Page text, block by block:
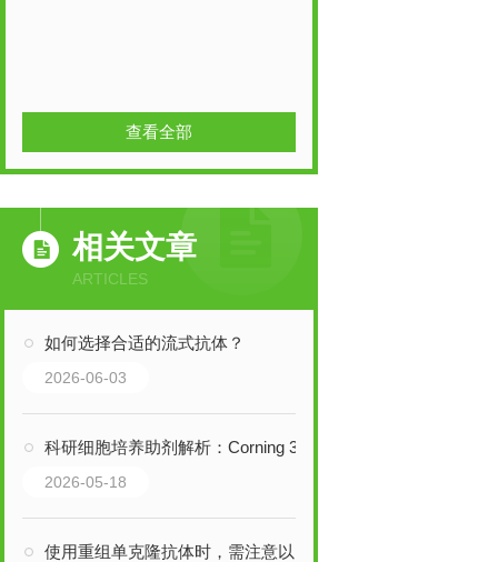
查看全部
相关文章
ARTICLES
如何选择合适的流式抗体？
2026-06-03
科研细胞培养助剂解析：Corning 356008人纤维连接蛋白应用说明
2026-05-18
使用重组单克隆抗体时，需注意以下事项以确保安全性和有效性